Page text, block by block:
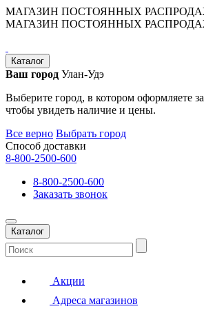
МАГАЗИН ПОСТОЯННЫХ
МАГАЗИН ПОСТОЯННЫХ
Каталог
Ваш город Улан-Удэ
Выберите город, в котором оформляете
чтобы увидеть наличие и цены.
Все верно Выбрать город
Способ доставки
8-800-2500-600
8-800-2500-600
Заказать звонок
Каталог
Акции
Адреса магазинов